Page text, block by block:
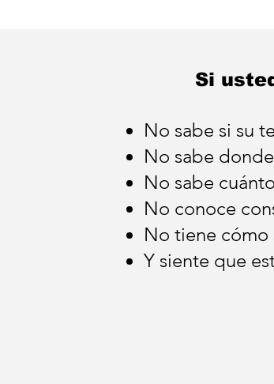
Si
No sabe si su
No sabe
No sabe
No conoce
No tiene cómo
Y siente que